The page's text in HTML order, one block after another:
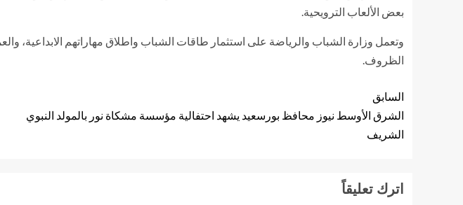
بعض الألعاب الترويحية.
وتعمل وزارة الشباب والرياضة على استثمار طاقات الشباب واطلاق مهاراتهم الابداعية،
الظروف.
السابق
الشرق الأوسط نيوز محافظ بورسعيد يشهد احتفالية مؤسسة مشكاة نور بالمولد النبوي
الشريف
اترك تعليقاً